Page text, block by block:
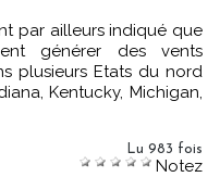
par ailleurs indiqué que
générer des vents
plusieurs Etats du nord
Kentucky, Michigan,
Lu 983 fois
Notez